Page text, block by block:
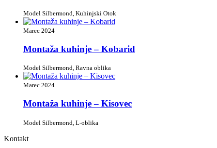
Model Silbermond, Kuhinjski Otok
Marec 2024
Montaža kuhinje – Kobarid
Model Silbermond, Ravna oblika
Marec 2024
Montaža kuhinje – Kisovec
Model Silbermond, L-oblika
Kontakt